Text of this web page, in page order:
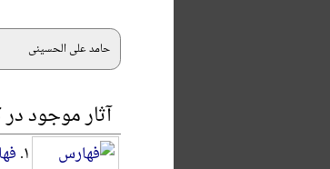
حامد علی الحسینی
آثار موجود در
۱.